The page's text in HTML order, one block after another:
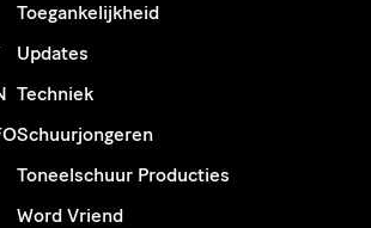
Toegankelijkheid
Updates
Techniek
Schuurjongeren
Toneelschuur Producties
Word Vriend